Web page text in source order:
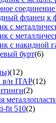
фланец к
с
с
с накидной
бурт(6)
(12)
в/н ITAP(12)
(2)
fit 510(2)